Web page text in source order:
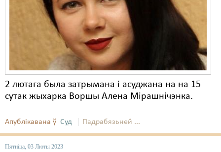
2 лютага была затрымана і асуджана на на 15
сутак жыхарка Воршы Алена Мірашнічэнка.
Апублікавана ў Суд Падрабязьней ...
Пятніца, 03 Люты 2023